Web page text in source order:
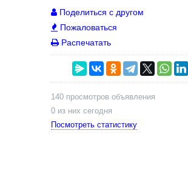
Поделиться с другом
Пожаловаться
Распечатать
140 просмотров объявления
0 из них сегодня
Посмотреть статистику